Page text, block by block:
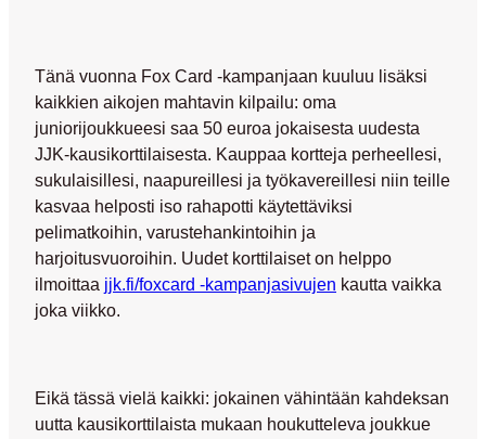
Tänä vuonna Fox Card -kampanjaan kuuluu lisäksi
kaikkien aikojen mahtavin kilpailu: oma
juniorijoukkueesi saa 50 euroa jokaisesta uudesta
JJK-kausikorttilaisesta. Kauppaa kortteja perheellesi,
sukulaisillesi, naapureillesi ja työkavereillesi niin teille
kasvaa helposti iso rahapotti käytettäviksi
pelimatkoihin, varustehankintoihin ja
harjoitusvuoroihin. Uudet korttilaiset on helppo
ilmoittaa jjk.fi/foxcard -kampanjasivujen kautta vaikka
joka viikko.
Eikä tässä vielä kaikki: jokainen vähintään kahdeksan
uutta kausikorttilaista mukaan houkutteleva joukkue